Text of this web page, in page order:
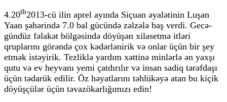
4.20th2013-cü ilin aprel ayında Siçuan əyalətinin Luşan
Yaan şəhərində 7.0 bal gücündə zəlzələ baş verdi. Gecə-
gündüz fəlakət bölgəsində döyüşən xilasetmə itləri
qruplarını görəndə çox kədərlənirik və onlar üçün bir şey
etmək istəyirik. Tezliklə yardım xəttinə minlərlə ən yaxşı
qutu və ev heyvanı yemi çatdırılır və insan sadiq tərəfdaşı
üçün tədarük edilir. Öz həyatlarını təhlükəyə atan bu kiçik
döyüşçülər üçün təvazökarlığımızı edin!